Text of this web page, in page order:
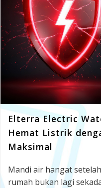
Elterra Electric
Hemat Listrik
Maksimal
Mandi air hangat
rumah bukan lagi